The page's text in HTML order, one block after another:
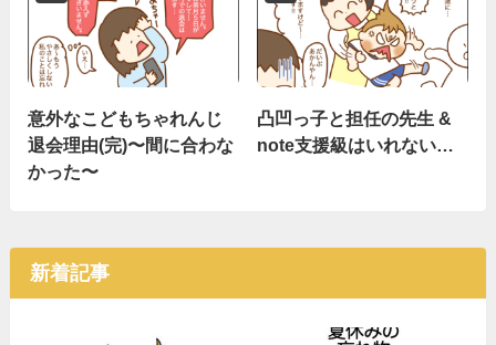
意外なこどもちゃれんじ
退会理由(完)〜間に合わな
かった〜
凸凹っ子と担任の先生 &
note支援級はいれない…
新着記事